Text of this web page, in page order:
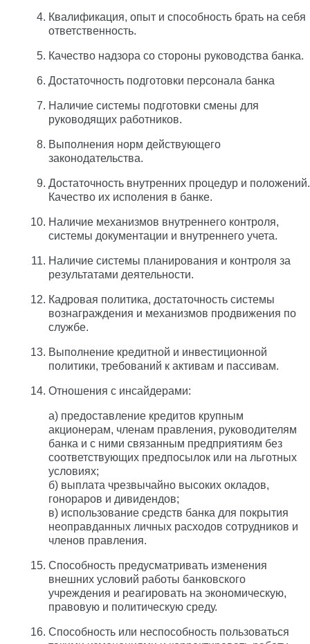
Квалификация, опыт и способность брать на себя
ответственность.
Качество надзора со стороны руководства банка.
Достаточность подготовки персонала банка
Наличие системы подготовки смены для
руководящих работников.
Выполнения норм действующего
законодательства.
Достаточность внутренних процедур и положений.
Качество их исполения в банке.
Наличие механизмов внутреннего контроля,
системы документации и внутреннего учета.
Наличие системы планирования и контроля за
результатами деятельности.
Кадровая политика, достаточность системы
вознаграждения и механизмов продвижения по
службе.
Выполнение кредитной и инвестиционной
политики, требований к активам и пассивам.
Отношения с инсайдерами:
а) предоставление кредитов крупным
акционерам, членам правления, руководителям
банка и с ними связанным предприятиям без
соответствующих предпосылок или на льготных
условиях;
б) выплата чрезвычайно высоких окладов,
гонораров и дивидендов;
в) использование средств банка для покрытия
неоправданных личных расходов сотрудников и
членов правления.
Способность предусматривать изменения
внешних условий работы банковского
учреждения и реагировать на экономическую,
правовую и политическую среду.
Способность или неспособность пользоваться